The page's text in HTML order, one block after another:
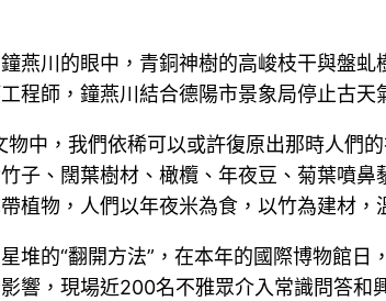
燕川的眼中，青銅神樹的高峻枝干與盤
程師，鐘燕川結合德陽市景象局停止古
物中，我們依稀可以或許復原出那時人們
子、闊葉樹材、橄欖、年夜豆、菊葉噴
植物，人們以年夜米為食，以竹為建材，
堆的“翻開方法”，在本年的國際博物館
響，現場近200名不雅眾介入常識問答和